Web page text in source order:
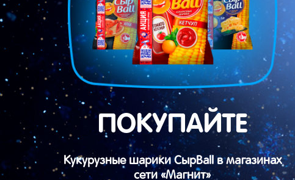
ПОКУПАЙТЕ
Кукурузные шарики СырBall в магазинах
сети «Магнит»